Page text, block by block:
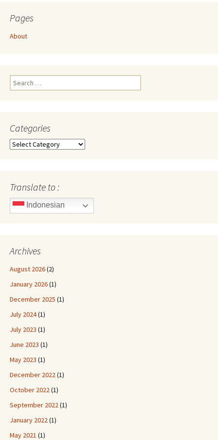
Pages
About
Search
for:
Categories
Categories
Translate to :
Indonesian
Archives
August 2026(2)
January 2026(1)
December 2025 (1)
July 2024(1)
July 2023 (1)
June 2023 (1)
May 2023 (1)
December 2022(1)
October 2022(1)
September 2022(1)
January 2022(1)
May 2021 (1)